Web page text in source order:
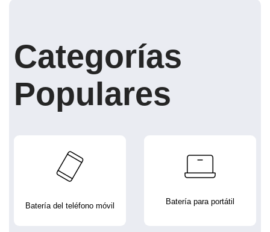
Categorías
Populares
Batería del teléfono móvil Batería para portátil